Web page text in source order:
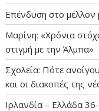
Eπένδυση στο μέλλον
Μαρίνη: «Χρόνια
στιγμή με την Άλμπα»
Σχολεία: Πότε
και οι διακοπές της
Ιρλανδία – Ελλάδα